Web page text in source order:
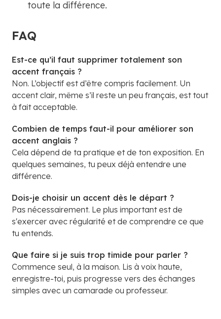
toute la différence.
FAQ
Est-ce qu’il faut supprimer totalement son
accent français ?
Non. L’objectif est d’être compris facilement. Un
accent clair, même s’il reste un peu français, est tout
à fait acceptable.
Combien de temps faut-il pour améliorer son
accent anglais ?
Cela dépend de ta pratique et de ton exposition. En
quelques semaines, tu peux déjà entendre une
différence.
Dois-je choisir un accent dès le départ ?
Pas nécessairement. Le plus important est de
s'exercer avec régularité et de comprendre ce que
tu entends.
Que faire si je suis trop timide pour parler ?
Commence seul, à la maison. Lis à voix haute,
enregistre-toi, puis progresse vers des échanges
simples avec un camarade ou professeur.